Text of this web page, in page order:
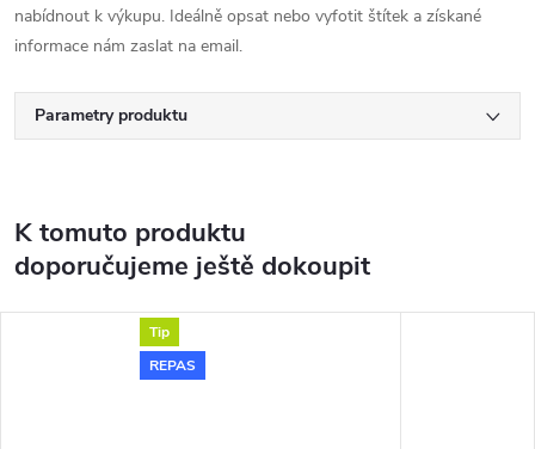
nabídnout k výkupu. Ideálně opsat nebo vyfotit štítek a získané
informace nám zaslat na email.
Parametry produktu
K tomuto produktu
doporučujeme ještě dokoupit
Tip
REPAS